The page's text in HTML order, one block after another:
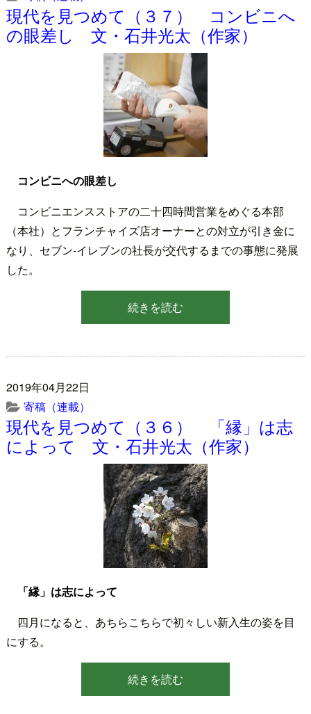
現代を見つめて（３７） コンビニへ
の眼差し 文・石井光太（作家）
コンビニへの眼差し
コンビニエンスストアの二十四時間営業をめぐる本部
（本社）とフランチャイズ店オーナーとの対立が引き金に
なり、セブン‐イレブンの社長が交代するまでの事態に発展
した。
続きを読む
2019年04月22日
寄稿（連載）
現代を見つめて（３６） 「縁」は志
によって 文・石井光太（作家）
「縁」は志によって
四月になると、あちらこちらで初々しい新入生の姿を目
にする。
続きを読む